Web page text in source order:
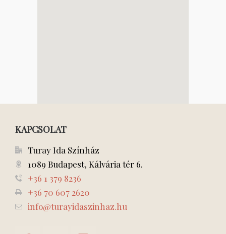
KAPCSOLAT
Turay Ida Színház
1089 Budapest, Kálvária tér 6.
+36 1 379 8236
+36 70 607 2620
info@turayidaszinhaz.hu